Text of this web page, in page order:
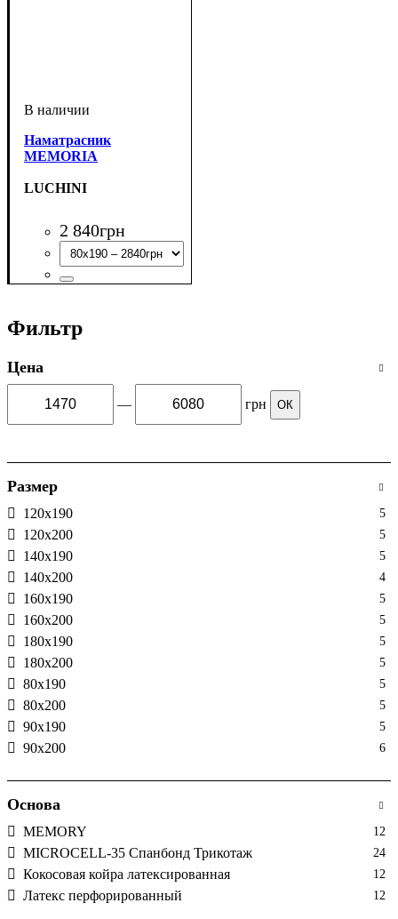
Наматрасник
MEMORIA
LUCHINI
2 840грн
Фильтр
Цена
— грн ОК
Размер
120х190 5
120х200 5
140х190 5
140х200 4
160х190 5
160х200 5
180х190 5
180х200 5
80х190 5
80х200 5
90х190 5
90х200 6
Основа
MEMORY 12
MICROCELL-35 Спанбонд Трикотаж 24
Кокосовая койра латексированная 12
Латекс перфорированный 12